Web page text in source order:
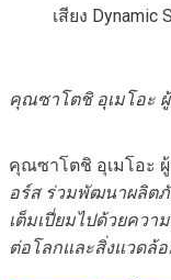
เสียง
คุณซาโตชิ อุเมโอะ
คุณซาโตชิ อุเมโอะ
อร์ส ร่วมพัฒนาผลิต
เต็มเปี่ยมไปด้วยควา
ต่อโลกและสิ่งแวดล้